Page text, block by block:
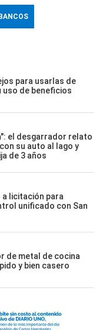
BANCOS
para usarlas de
uso de beneficios
el desgarrador relato
su auto al lago y
de 3 años
licitación para
unificado con San
de metal de cocina
y bien casero